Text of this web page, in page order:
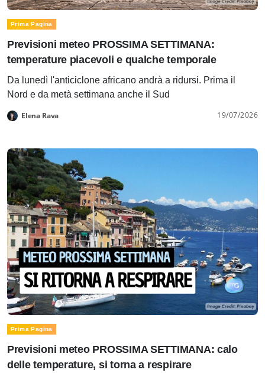
Prima Pagina
Previsioni meteo PROSSIMA SETTIMANA:
temperature piacevoli e qualche temporale
Da lunedì l'anticiclone africano andrà a ridursi. Prima il
Nord e da metà settimana anche il Sud
Elena Rava 19/07/2026
Prima Pagina
Previsioni meteo PROSSIMA SETTIMANA: calo
delle temperature, si torna a respirare